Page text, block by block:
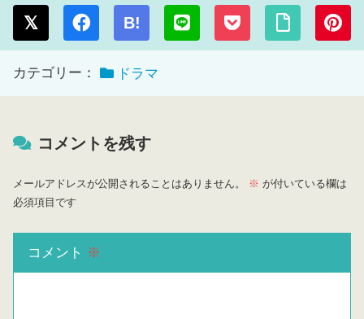
B!
カテゴリー： ドラマ
コメントを残す
メールアドレスが公開されることはありません。 ※ が付いている欄は
必須項目です
コメント ※